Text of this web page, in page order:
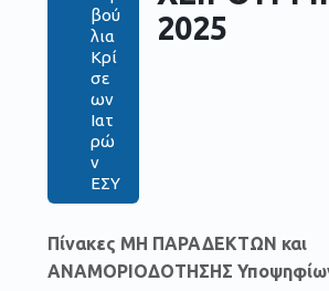
βού
λια
Κρί
σε
ων
Ιατ
ρώ
ν
ΕΣΥ
2025
Πίνακες ΜΗ ΠΑΡΑΔΕΚΤΩΝ και
ΑΝΑΜΟΡΙΟΔΟΤΗΣΗΣ